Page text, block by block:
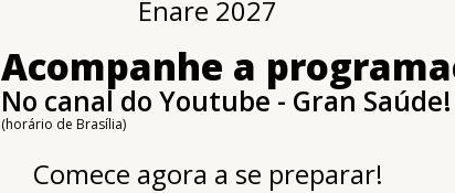
Enare 2027
Acompanhe a
No canal do Youtube - Gran Saúde!
(horário de Brasília)
Comece agora a se preparar!